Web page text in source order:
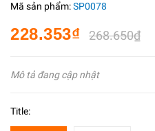
Mã sản phẩm:SP0078
228.353₫ 268.650₫
Mô tả đang cập nhật
Title: